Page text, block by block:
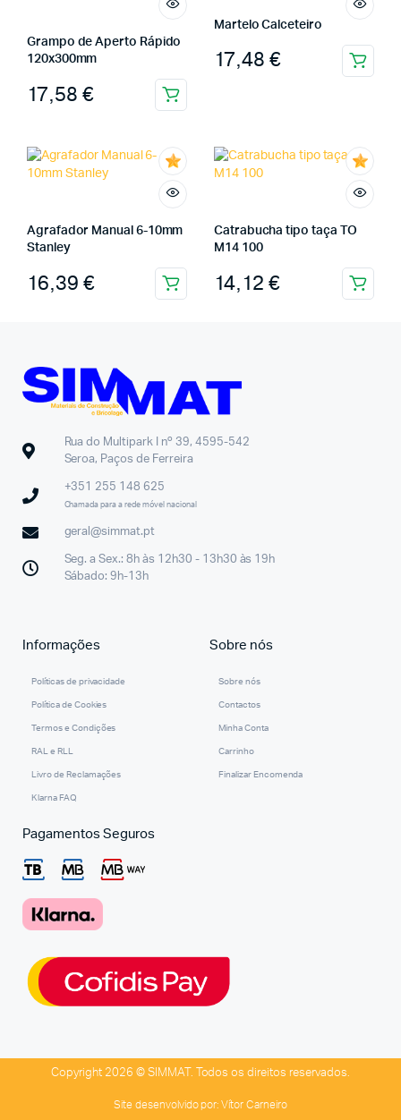
Grampo de Aperto Rápido
120x300mm
17,58 €
Martelo Calceteiro
17,48 €
Agrafador Manual 6-10mm
Stanley
16,39 €
Catrabucha tipo taça TO
M14 100
14,12 €
Rua do Multipark I nº 39, 4595-542
Seroa, Paços de Ferreira
+351 255 148 625
Chamada para a rede móvel nacional
geral@simmat.pt
Seg. a Sex.: 8h às 12h30 - 13h30 às 19h
Sábado: 9h-13h
Informações
Políticas de privacidade
Política de Cookies
Termos e Condições
RAL e RLL
Livro de Reclamações
Klarna FAQ
Sobre nós
Sobre nós
Contactos
Minha Conta
Carrinho
Finalizar Encomenda
Pagamentos Seguros
Copyright 2026 © SIMMAT. Todos os direitos reservados.
Site desenvolvido por: Vítor Carneiro